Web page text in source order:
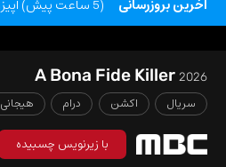
آخرین بروزرسانی (5 ساعت پیش) اپیزود جدید اضافه شد.
A Bona Fide Killer 2026
سریال اکشن درام هیجانی
با زیرنویس چسبیده